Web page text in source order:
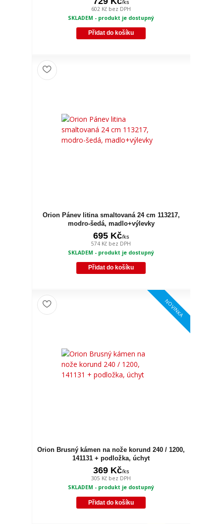
/ks
602 Kč bez DPH
SKLADEM - produkt je dostupný
Přidat do košíku
Orion Pánev litina smaltovaná 24 cm 113217,
modro-šedá, madlo+výlevky
695 Kč/ks
574 Kč bez DPH
SKLADEM - produkt je dostupný
Přidat do košíku
NOVINKA
Orion Brusný kámen na nože korund 240 / 1200,
141131 + podložka, úchyt
369 Kč/ks
305 Kč bez DPH
SKLADEM - produkt je dostupný
Přidat do košíku